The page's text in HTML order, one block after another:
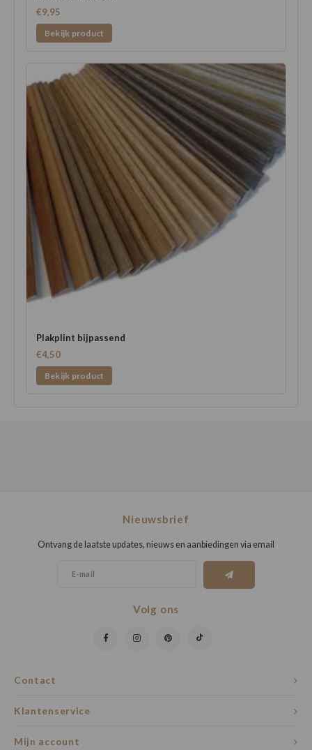
€9,95
Bekijk product
Plakplint bijpassend
€4,50
Bekijk product
Contact
Nieuwsbrief
Ontvang de laatste updates, nieuws en aanbiedingen via email
Volg ons
Klantenservice
Mijn account